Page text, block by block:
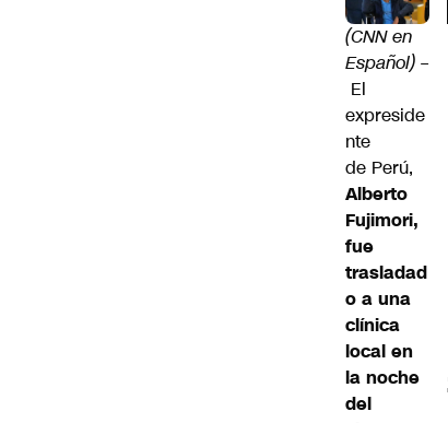
(CNN en
Español) –
El
expreside
nte
de Perú,
Alberto
Fujimori,
fue
trasladad
o a una
clínica
local en
la noche
del